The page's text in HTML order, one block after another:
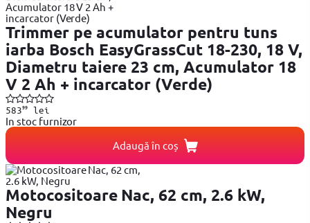
Trimmer pe acumulator pentru tuns
iarba Bosch EasyGrassCut 18-230, 18 V,
Diametru taiere 23 cm, Acumulator 18
V 2 Ah + incarcator (Verde)
58399lei
In stoc furnizor
Adaugă în coș
Motocositoare Nac, 62 cm, 2.6 kW,
Negru